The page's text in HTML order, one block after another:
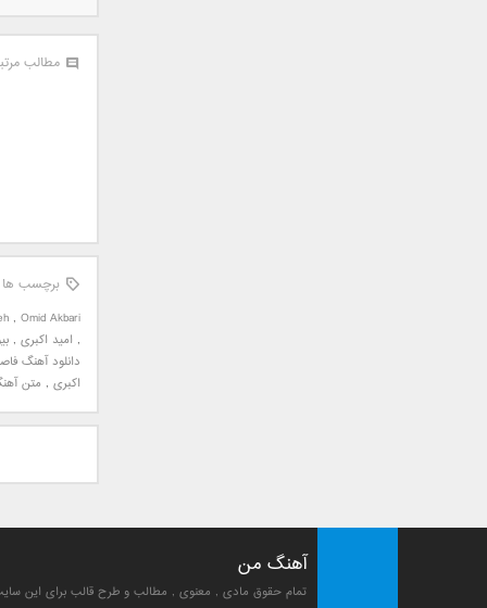
مطالب
برچسب ها
, Omid Akbari
, امید اکبری ,
دانلود آهنگ
اکبری , متن
آهنگ من
تمام حقوق مادی , معنوی , مطالب و طرح قالب برای این